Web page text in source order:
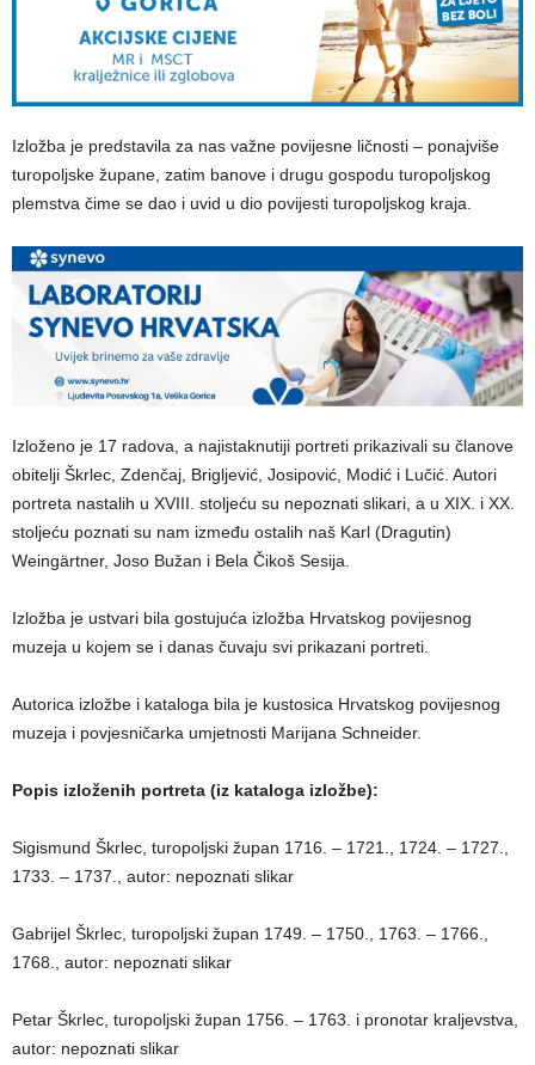
Izložba je predstavila za nas važne povijesne ličnosti – ponajviše
turopoljske župane, zatim banove i drugu gospodu turopoljskog
plemstva čime se dao i uvid u dio povijesti turopoljskog kraja.
Izloženo je 17 radova, a najistaknutiji portreti prikazivali su članove
obitelji Škrlec, Zdenčaj, Brigljević, Josipović, Modić i Lučić. Autori
portreta nastalih u XVIII. stoljeću su nepoznati slikari, a u XIX. i XX.
stoljeću poznati su nam između ostalih naš Karl (Dragutin)
Weingärtner, Joso Bužan i Bela Čikoš Sesija.
Izložba je ustvari bila gostujuća izložba Hrvatskog povijesnog
muzeja u kojem se i danas čuvaju svi prikazani portreti.
Autorica izložbe i kataloga bila je kustosica Hrvatskog povijesnog
muzeja i povjesničarka umjetnosti Marijana Schneider.
Popis izloženih portreta (iz kataloga izložbe):
Sigismund Škrlec, turopoljski župan 1716. – 1721., 1724. – 1727.,
1733. – 1737., autor: nepoznati slikar
Gabrijel Škrlec, turopoljski župan 1749. – 1750., 1763. – 1766.,
1768., autor: nepoznati slikar
Petar Škrlec, turopoljski župan 1756. – 1763. i pronotar kraljevstva,
autor: nepoznati slikar